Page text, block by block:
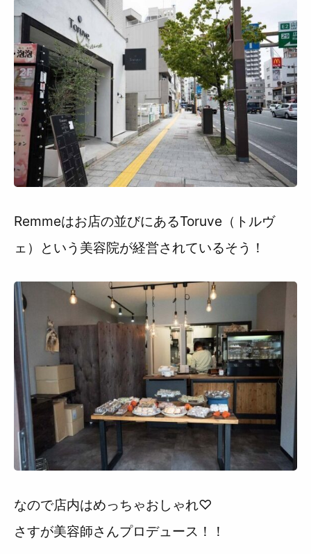
Remmeはお店の並びにあるToruve（トルヴ
ェ）という美容院が経営されているそう！
なので店内はめっちゃおしゃれ♡
さすが美容師さんプロデュース！！